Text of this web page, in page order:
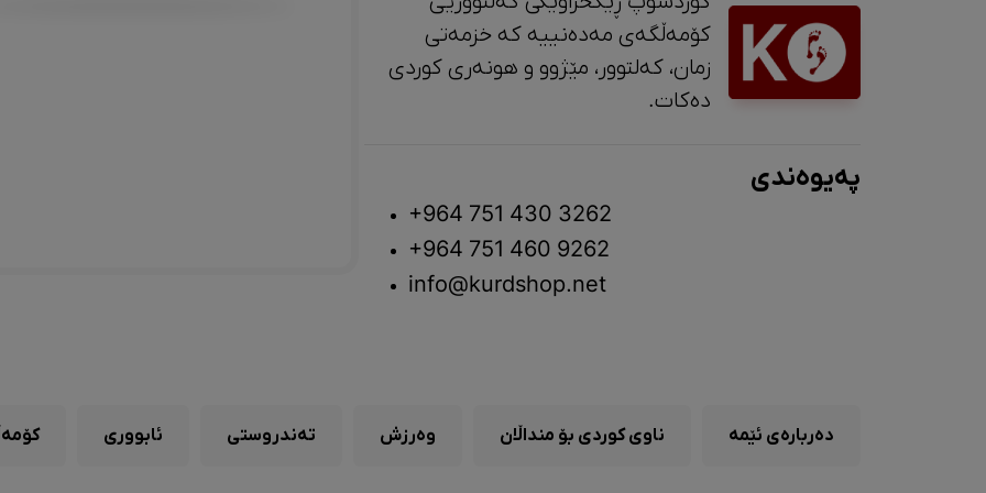
کۆمەڵگەی مەدەنییە کە خزمەتی
زمان، کەلتوور، مێژوو و ‎هونەری کوردی
دەکات.
پەیوەندی
+964 751 430 3262
+964 751 460 9262
info@kurdshop.net
دەربارەی ئێمە ناوی کوردی بۆ منداڵان وەرزش تەندروستی ئابووری